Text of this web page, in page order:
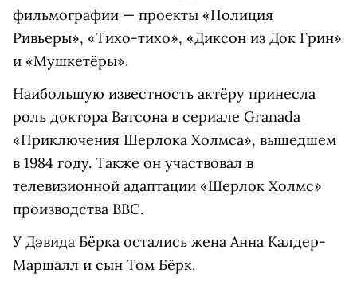
фильмографии — проекты «Полиция
Ривьеры», «Тихо-тихо», «Диксон из Док Грин»
и «Мушкетёры».
Наибольшую известность актёру принесла
роль доктора Ватсона в сериале Granada
«Приключения Шерлока Холмса», вышедшем
в 1984 году. Также он участвовал в
телевизионной адаптации «Шерлок Холмс»
производства BBC.
У Дэвида Бёрка остались жена Анна Калдер-
Маршалл и сын Том Бёрк.